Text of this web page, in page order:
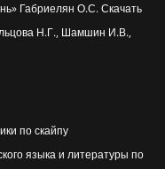
Габриелян О.С. Скачать
Н.Г., Шамшин И.В.,
по скайпу
языка и литературы по